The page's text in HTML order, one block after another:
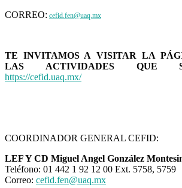
CORREO: cefid.fen@uaq.mx
TE INVITAMOS A VISITAR LA
LAS ACTIVIDADES QUE
https://cefid.uaq.mx/
COORDINADOR GENERAL CEFID:
LEF Y CD Miguel Angel González
Teléfono: 01 442 1 92 12 00 Ext. 5758, 5759
Correo: cefid.fen@uaq.mx